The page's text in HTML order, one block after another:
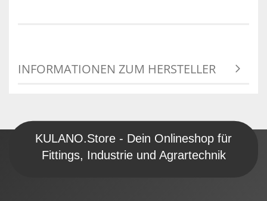
INFORMATIONEN ZUM HERSTELLER
KULANO.Store - Dein Onlineshop für
Fittings, Industrie und Agrartechnik